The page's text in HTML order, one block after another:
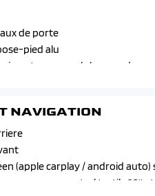
de porte
pied alu
jonc transversal chrome,
/ tissu new belomka
NAVIGATION
(apple carplay / android auto)
avec ecran central tactile 10''